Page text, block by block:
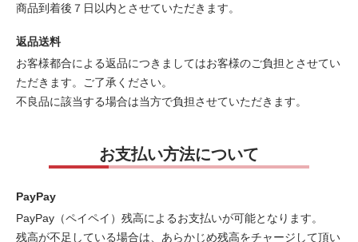
商品到着後７日以内とさせていただきます。
返品送料
お客様都合による返品につきましてはお客様のご負担とさせてい
ただきます。ご了承ください。
不良品に該当する場合は当方で負担させていただきます。
お支払い方法について
PayPay
PayPay（ペイペイ）残高によるお支払いが可能となります。
残高が不足している場合は、あらかじめ残高をチャージして頂い